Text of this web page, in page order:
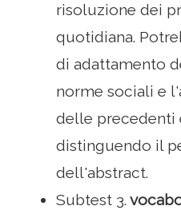
risoluzione dei
quotidiana.
di adattamento
norme sociali e
delle precedenti
distinguendo il
dell'abstract.
Subtest 3.